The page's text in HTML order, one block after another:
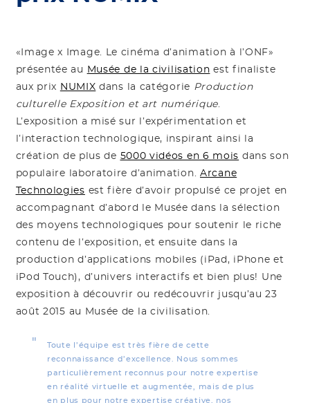
«Image x Image. Le cinéma d’animation à l’ONF»
présentée au
Musée de la civilisation est finaliste
aux prix NUMIX dans la catégorie Production
culturelle Exposition et art numérique
L’exposition a misé sur l’expérimentation et
l’interaction technologique, inspirant ainsi la
création de plus de 5000 vidéos en 6 mois dans son
populaire laboratoire d’animation. Arcane
Technologies est fière d’avoir propulsé ce projet en
accompagnant d’abord le Musée dans la sélection
des moyens technologiques pour soutenir le riche
contenu de l’exposition, et ensuite dans la
production d’applications mobiles (iPad, iPhone et
iPod Touch), d’univers interactifs et bien plus! Une
exposition à découvrir ou redécouvrir jusqu’au 23
août 2015 au Musée de la civilisation.
Toute l’équipe est très fière de cette
reconnaissance d’excellence. Nous sommes
particulièrement reconnus pour notre expertise
en réalité virtuelle et augmentée, mais de plus
en plus pour notre expertise créative, nos